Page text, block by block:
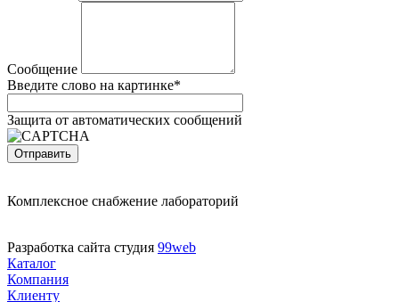
Сообщение
Введите слово на картинке*
Защита от автоматических сообщений
Комплексное снабжение лабораторий
Разработка сайта студия 99web
Каталог
Компания
Клиенту